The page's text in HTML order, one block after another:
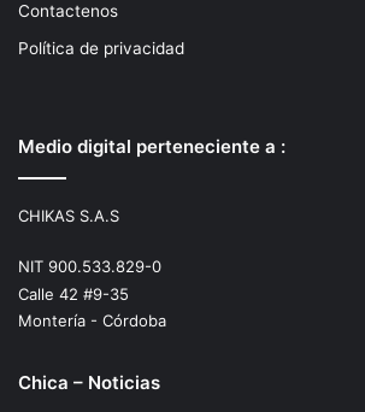
Contactenos
Política de privacidad
Medio digital perteneciente a :
CHIKAS S.A.S
NIT 900.533.829-0
Calle 42 #9-35
Montería - Córdoba
Chica – Noticias